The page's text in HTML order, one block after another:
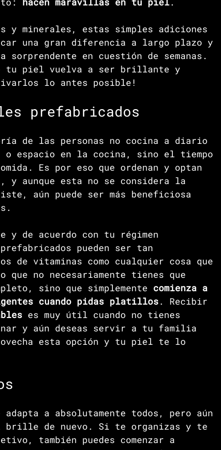
y minerales, estas simples adiciones
una gran diferencia a largo plazo y
en cuestión de semanas.
tu piel vuelva a ser brillante y
lo antes posible!
prefabricados
de las personas no cocina a diario
espacio en la cocina, sino el tiempo
Es por eso que ordenan y optan
aunque esta no se considera la
aún puede ser más beneficiosa
y de acuerdo con tu régimen
pueden ser tan
de vitaminas como cualquier cosa que
que no necesariamente tienes que
sino que simplemente comienza a
cuando pidas platillos. Recibir
es muy útil cuando no tienes
y aún deseas servir a tu familia
esta opción y tu piel te lo
a absolutamente todos, pero aún
brille de nuevo. Si te organizas y te
también puedes comenzar a